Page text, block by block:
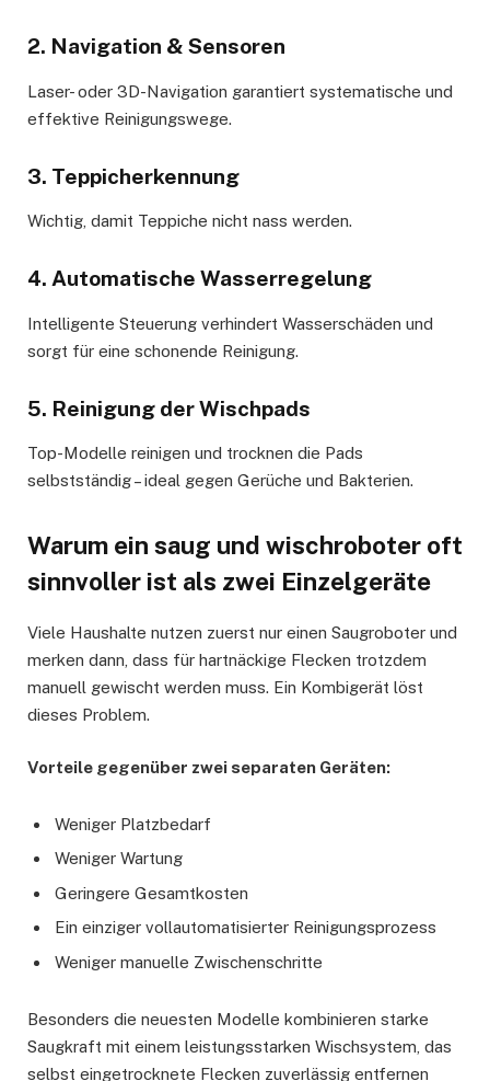
2. Navigation & Sensoren
Laser- oder 3D-Navigation garantiert systematische und
effektive Reinigungswege.
3. Teppicherkennung
Wichtig, damit Teppiche nicht nass werden.
4. Automatische Wasserregelung
Intelligente Steuerung verhindert Wasserschäden und
sorgt für eine schonende Reinigung.
5. Reinigung der Wischpads
Top-Modelle reinigen und trocknen die Pads
selbstständig – ideal gegen Gerüche und Bakterien.
Warum ein saug und wischroboter oft
sinnvoller ist als zwei Einzelgeräte
Viele Haushalte nutzen zuerst nur einen Saugroboter und
merken dann, dass für hartnäckige Flecken trotzdem
manuell gewischt werden muss. Ein Kombigerät löst
dieses Problem.
Vorteile gegenüber zwei separaten Geräten:
Weniger Platzbedarf
Weniger Wartung
Geringere Gesamtkosten
Ein einziger vollautomatisierter Reinigungsprozess
Weniger manuelle Zwischenschritte
Besonders die neuesten Modelle kombinieren starke
Saugkraft mit einem leistungsstarken Wischsystem, das
selbst eingetrocknete Flecken zuverlässig entfernen